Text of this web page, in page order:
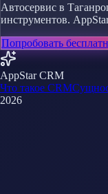
Автосервис в
инструментов.
Попробовать
AppStar CRM
Что такое CRM
2026